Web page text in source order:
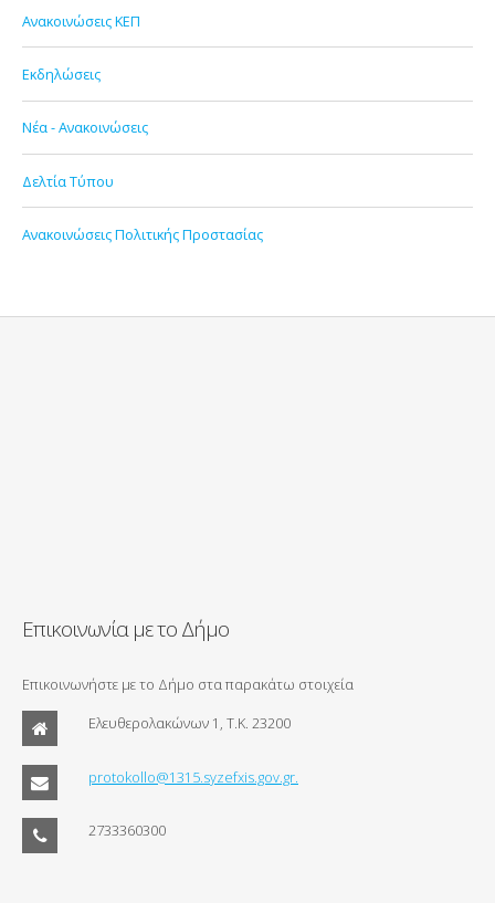
Ανακοινώσεις ΚΕΠ
Εκδηλώσεις
Νέα - Ανακοινώσεις
Δελτία Τύπου
Ανακοινώσεις Πολιτικής Προστασίας
Επικοινωνία με το Δήμο
Επικοινωνήστε με το Δήμο στα παρακάτω στοιχεία
Ελευθερολακώνων 1, Τ.Κ. 23200
protokollo@1315.syzefxis.gov.gr.
2733360300